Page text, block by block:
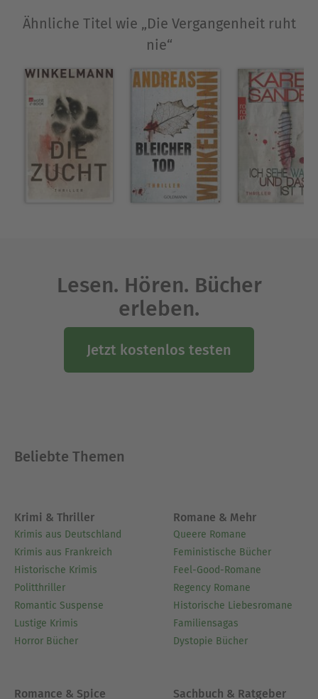
Ähnliche Titel wie „Die Vergangenheit ruht
nie“
Lesen. Hören. Bücher
erleben.
Jetzt kostenlos testen
Beliebte Themen
Krimi & Thriller
Krimis aus Deutschland
Krimis aus Frankreich
Historische Krimis
Politthriller
Romantic Suspense
Lustige Krimis
Horror Bücher
Romane & Mehr
Queere Romane
Feministische Bücher
Feel-Good-Romane
Regency Romane
Historische Liebesromane
Familiensagas
Dystopie Bücher
Romance & Spice Sachbuch & Ratgeber